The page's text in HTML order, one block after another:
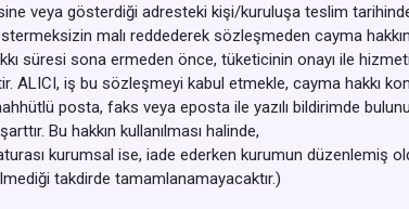
veya gösterdiği adresteki kişi/kuruluşa teslim
malı reddederek sözleşmeden cayma
süresi sona ermeden önce, tüketicinin onayı ile
ALICI, iş bu sözleşmeyi kabul etmekle, cayma hakkı
posta, faks veya eposta ile yazılı bildirimde
Bu hakkın kullanılması halinde,
kurumsal ise, iade ederken kurumun düzenlemiş
takdirde tamamlanamayacaktır.)